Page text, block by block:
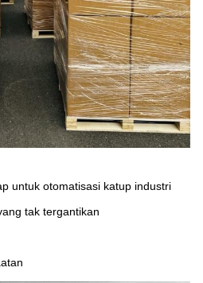
untuk otomatisasi katup industri
tak tergantikan